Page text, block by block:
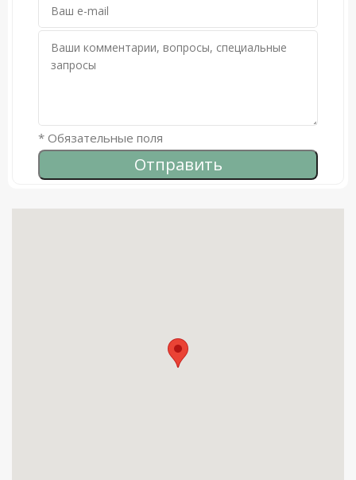
чистому галечному пляжу с отличным
заходом для плавания. В сезон пляж
оборудуется шезлонгами для гостей вилл.
* Обязательные поля